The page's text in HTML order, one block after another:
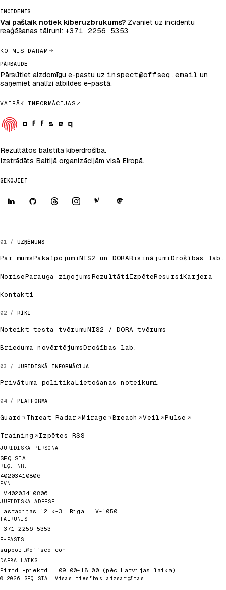
INCIDENTS
Vai pašlaik notiek kiberuzbrukums? Zvaniet uz incidentu
reaģēšanas tālruni: +371 2256 5353
KO MĒS DARĀM
PĀRBAUDE
Pārsūtiet aizdomīgu e-pastu uz inspect@offseq.email un
saņemiet analīzi atbildes e-pastā.
VAIRĀK INFORMĀCIJAS
Rezultātos balstīta kiberdrošība.
Izstrādāts Baltijā organizācijām visā Eiropā.
SEKOJIET
UZŅĒMUMS
Par mumsPakalpojumiNIS2 un DORARisinājumiDrošības lab.
NoriseParauga ziņojumsRezultātiIzpēteResursiKarjera
Kontakti
RĪKI
Noteikt testa tvērumuNIS2 / DORA tvērums
Brieduma novērtējumsDrošības lab.
JURIDISKĀ INFORMĀCIJA
Privātuma politikaLietošanas noteikumi
PLATFORMA
Guard Threat Radar Mirage Breach Veil Pulse
Training Izpētes RSS
Juridiskie dati
JURIDISKĀ PERSONA
SEQ SIA
REĢ. NR.
40203410806
PVN
LV40203410806
JURIDISKĀ ADRESE
Lastadijas 12 k-3, Riga, LV-1050
TĀLRUNIS
+371 2256 5353
E-PASTS
support@offseq.com
DARBA LAIKS
Pirmd.–piektd., 09.00–18.00 (pēc Latvijas laika)
© 2026 SEQ SIA. Visas tiesības aizsargātas.